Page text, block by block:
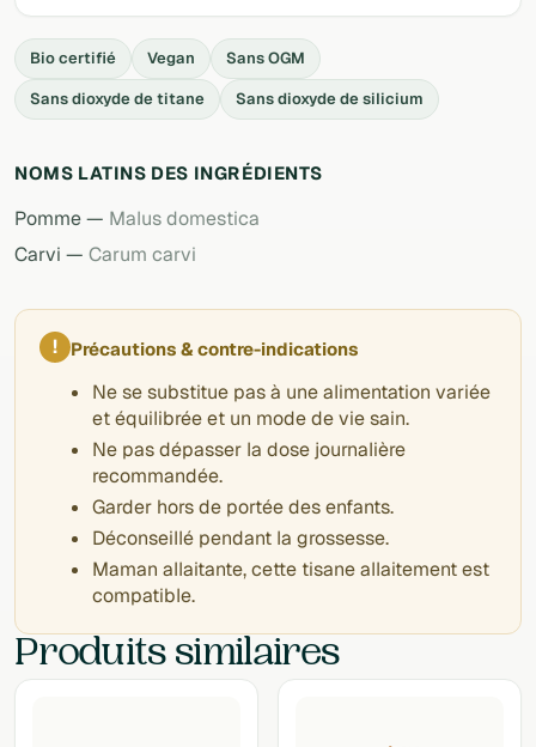
Bio certifié Vegan
Sans OGM
Sans dioxyde de titane
Sans dioxyde de silicium
NOMS LATINS DES INGRÉDIENTS
Pomme — Malus domestica
Carvi — Carum carvi
! Précautions & contre-indications
Ne se substitue pas à une alimentation variée
et équilibrée et un mode de vie sain.
Ne pas dépasser la dose journalière
recommandée.
Garder hors de portée des enfants.
Déconseillé pendant la grossesse.
Maman allaitante, cette tisane allaitement est
compatible.
Produits similaires